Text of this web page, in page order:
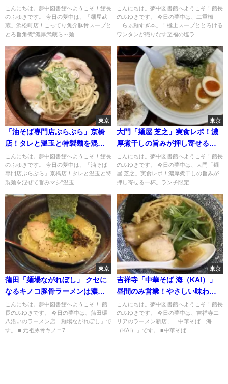
煮"濃厚武蔵ら～麺"
こんにちは。夢中図書館へようこそ！館長
のふゆきです。 今日の夢中は、「麺屋武
蔵」浜松町店！こってり魚介豚骨スープと
とろ旨角煮"濃厚武蔵ら～麺...
りなす至福の塩ラーメン
こんにちは。夢中図書館へようこそ！館長
のふゆきです。 今日の夢中は、二重橋
「らぁ麺すぎ本」！極上スープととろける
ワンタンが織りなす至福の塩ラ...
東京
「油そば専門店ぶらぶら」京橋
店！タレと温玉と特製麺を混ぜ
て旨みマシ"温玉油そば"
こんにちは。夢中図書館へようこそ！館長
のふゆきです。 今日の夢中は、「油そば
専門店ぶらぶら」京橋店！タレと温玉と特
製麺を混ぜて旨みマシ"温玉...
東京
大門「麺屋 芝之」実食レポ！濃
厚煮干しの旨みが押し寄せる一
杯。ランチ限定ご飯もお得！
こんにちは。夢中図書館へようこそ！館長
のふゆきです。 今日の夢中は、大門「麺
屋 芝之」実食レポ！濃厚煮干しの旨みが
押し寄せる一杯。ランチ限定...
東京
蒲田「麺場ながれぼし」 クセに
なるキノコ豚骨ラーメンは濃厚
コク旨！
こんにちは。夢中図書館へようこそ！ 館
長のふゆきです。 今日の夢中は、蒲田環
八沿いのラーメン店「麺場ながれぼし」で
す。 ■ 元祖豚骨キノコ7...
東京
吉祥寺「中華そば 海（KAI）」
昼間のみ営業！やさしい味わい
の煮干中華そば
こんにちは。夢中図書館へようこそ！館長
のふゆきです。 今日の夢中は、吉祥寺エ
リアのラーメン新店、「中華そば 海
（KAI）」です。 ■中華そば...